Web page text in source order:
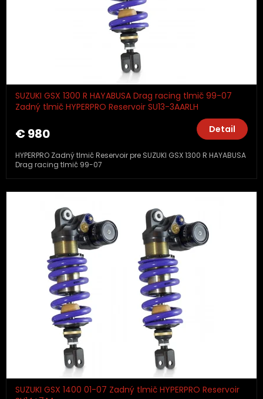
SUZUKI GSX 1300 R HAYABUSA Drag racing tlmič 99-07
Zadný tlmič HYPERPRO Reservoir SU13-3AARLH
€ 980 Detail
HYPERPRO Zadný tlmič Reservoir pre SUZUKI GSX 1300 R HAYABUSA
Drag racing tlmič 99-07
SUZUKI GSX 1400 01-07 Zadný tlmič HYPERPRO Reservoir